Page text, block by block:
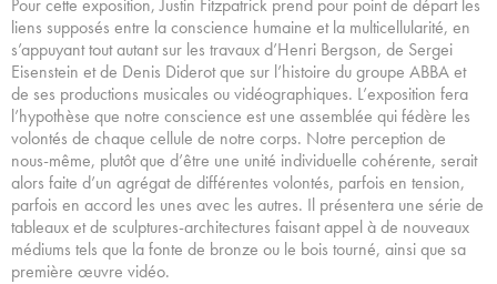
Pour cette exposition, Justin Fitzpatrick prend pour point de départ les
liens supposés entre la conscience humaine et la multicellularité, en
s’appuyant tout autant sur les travaux d’Henri Bergson, de Sergei
Eisenstein et de Denis Diderot que sur l’histoire du groupe ABBA et
de ses productions musicales ou vidéographiques. L’exposition fera
l’hypothèse que notre conscience est une assemblée qui fédère les
volontés de chaque cellule de notre corps. Notre perception de
nous-même, plutôt que d’être une unité individuelle cohérente, serait
alors faite d’un agrégat de différentes volontés, parfois en tension,
parfois en accord les unes avec les autres. Il présentera une série de
tableaux et de sculptures-architectures faisant appel à de nouveaux
médiums tels que la fonte de bronze ou le bois tourné, ainsi que sa
première œuvre vidéo.